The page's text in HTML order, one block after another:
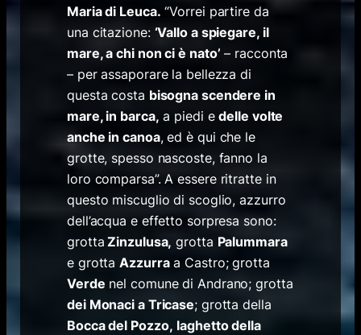
Maria di Leuca. “Vorrei partire da
una citazione: ‘Vallo a spiegare, il
mare, a chi non ci è nato’ – racconta
– per assaporare la bellezza di
questa costa bisogna scendere in
mare, in barca, a piedi edelle volte
anche in canoa, ed è qui che le
grotte, spesso nascoste, fanno la
loro comparsa”. A essere ritratte in
questo miscuglio di scoglio, azzurro
dell’acqua e effetto sorpresa sono:
grotta Zinzulusa, grotta Palummara
e grottaAzzurraa Castro; grotta
Verde nel comune di Andrano; grotta
dei Monaci a Tricase; grotta della
Bocca del Pozzo, laghetto della